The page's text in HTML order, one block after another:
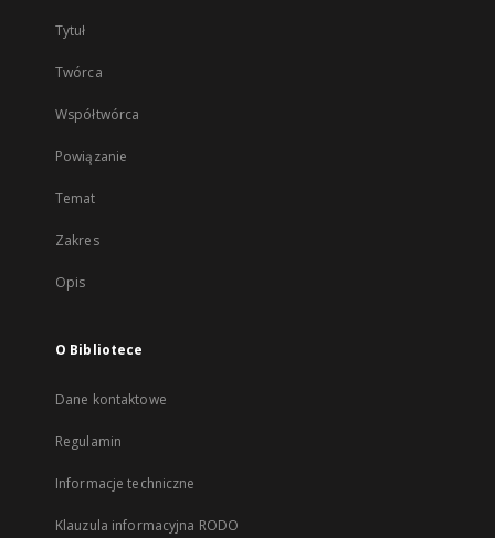
Tytuł
Twórca
Współtwórca
Powiązanie
Temat
Zakres
Opis
O Bibliotece
Dane kontaktowe
Regulamin
Informacje techniczne
Klauzula informacyjna RODO